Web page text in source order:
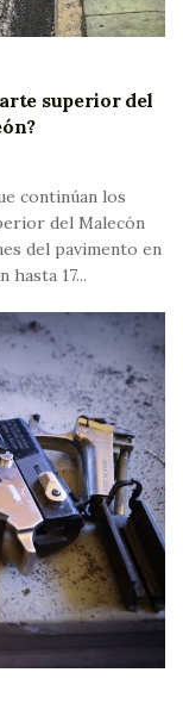
superior del
continúan los
del Malecón
del pavimento en
hasta 17...